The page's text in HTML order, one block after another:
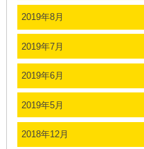
2019年8月
2019年7月
2019年6月
2019年5月
2018年12月